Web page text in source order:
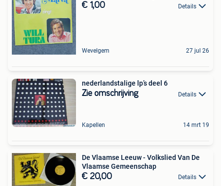
€ 1,00 Details
Wevelgem 27 jul 26
nederlandstalige lp’s deel 6
Zie omschrijving Details
Kapellen 14 mrt 19
De Vlaamse Leeuw - Volkslied Van De
Vlaamse Gemeenschap
€ 20,00 Details